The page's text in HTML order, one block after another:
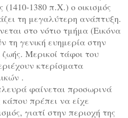
1380 π.Χ.) ο οικισμός
τη μεγαλύτερη ανάπτυξη.
στο νότιο τμήμα (Εικόνα
τη γενική ευημερία στην
Μερικοί τάφοι του
κτερίσματα
.
φαίνεται προσωρινά
πρέπει να είχε
γιατί στην περιοχή της